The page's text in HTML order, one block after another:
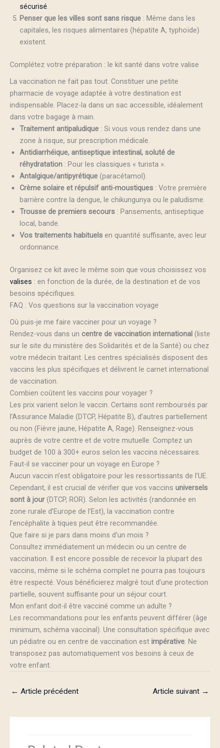
sécurisé.
Penser que les villes sont sans risque : Même dans les
capitales, les risques alimentaires (hépatite A, typhoïde)
existent.
Complétez votre préparation : le kit santé dans votre valise
La vaccination ne fait pas tout. Constituer une petite
pharmacie de voyage adaptée à votre destination est
indispensable. Placez-la dans un sac accessible, idéalement
dans votre bagage à main.
Traitement antipaludique : Si vous vous rendez dans une
zone à risque, sur prescription médicale.
Antidiarrhéique, antiseptique intestinal, soluté de
réhydratation : Pour les classiques « turista ».
Antalgique/antipyrétique (paracétamol).
Crème solaire et répulsif anti-moustiques : Votre première
barrière contre la dengue, le chikungunya ou le paludisme.
Trousse de premiers secours : Pansements, antiseptique
local, bande.
Vos traitements habituels en quantité suffisante, avec leur
ordonnance.
Organisez ce kit avec le même soin que vous choisissez vos
valises : en fonction de la durée, de la destination et de vos
besoins spécifiques.
FAQ : Vos questions sur la vaccination voyage
Où puis-je me faire vacciner pour un voyage ?
Rendez-vous dans un centre de vaccination international (liste
sur le site du ministère des Solidarités et de la Santé) ou chez
votre médecin traitant. Les centres spécialisés disposent des
vaccins les plus spécifiques et délivrent le carnet international
de vaccination.
Combien coûtent les vaccins pour voyager ?
Les prix varient selon le vaccin. Certains sont remboursés par
l’Assurance Maladie (DTCP, Hépatite B), d’autres partiellement
ou non (Fièvre jaune, Hépatite A, Rage). Renseignez-vous
auprès de votre centre et de votre mutuelle. Comptez un
budget de 100 à 300+ euros selon les vaccins nécessaires.
Faut-il se vacciner pour un voyage en Europe ?
Aucun vaccin n’est obligatoire pour les ressortissants de l’UE.
Cependant, il est crucial de vérifier que vos vaccins universels
sont à jour (DTCP, ROR). Selon les activités (randonnée en
zone rurale d’Europe de l’Est), la vaccination contre
l’encéphalite à tiques peut être recommandée.
Que faire si je pars dans moins d’un mois ?
Consultez immédiatement un médecin ou un centre de
vaccination. Il est encore possible de recevoir la plupart des
vaccins, même si le schéma complet ne pourra pas toujours
être respecté. Vous bénéficierez malgré tout d’une protection
partielle, souvent suffisante pour un séjour court.
Mon enfant doit-il être vacciné comme un adulte ?
Les recommandations pour les enfants peuvent différer (âge
minimum, schéma vaccinal). Une consultation spécifique avec
un pédiatre ou en centre de vaccination est impérative. Ne
transposez pas automatiquement vos besoins à ceux de
votre enfant.
← Article précédent Article suivant →